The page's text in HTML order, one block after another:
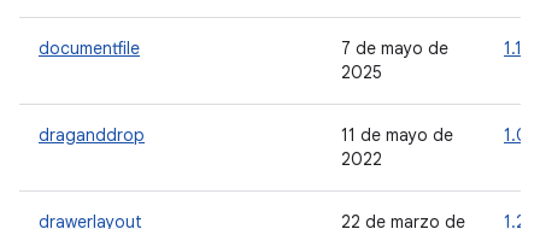
documentfile
7 de mayo de
2025
1.1.0
draganddrop
11 de mayo de
2022
drawerlayout
22 de marzo de